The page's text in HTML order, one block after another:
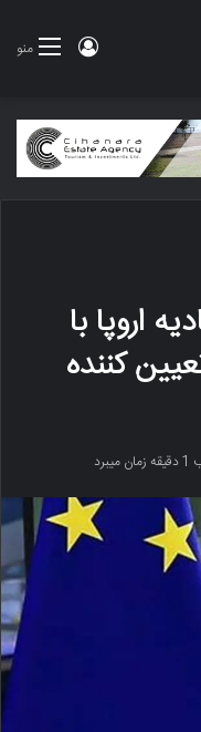
منو ورود
اروپا با
کننده